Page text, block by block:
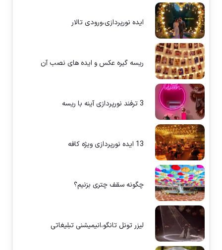
ایده نورپردازی،ورودی تالار
ریسه گیره عکس و ایده های نصب آن
3 ترفند نورپردازی آینه با ریسه
13 ایده نورپردازی ویژه کافه
چگونه سقف چتری بزنیم؟
لیزر تونل تانگو،انیمیشنی تبلیغاتی